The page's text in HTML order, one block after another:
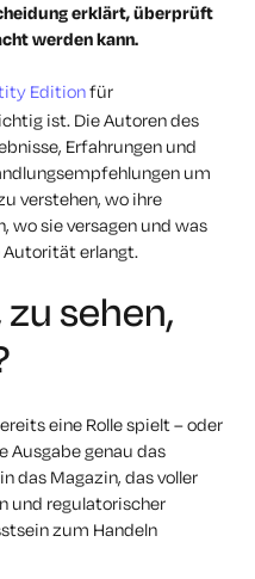
erklärt, überprüft
werden kann.
Editionfür
ist. Die Autoren des
Erfahrungen und
um
verstehen, wo ihre
wo sie versagen und was
Autorität erlangt.
sehen,
eine Rolle spielt – oder
Ausgabe genau das
das Magazin, das voller
und regulatorischer
zum Handeln